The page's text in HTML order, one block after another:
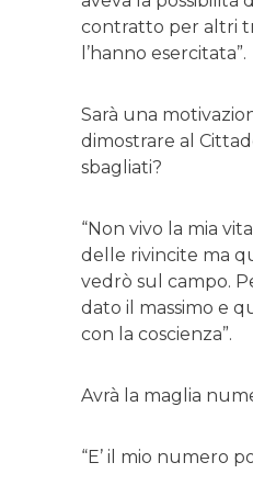
contratto per altri
l’hanno esercitata”.
Sarà una
dimostrare al
sbagliati?
“Non vivo la mia
delle rivincite ma
vedrò sul campo.
dato il massimo e
con la coscienza”.
Avrà la maglia
“E’ il mio numero